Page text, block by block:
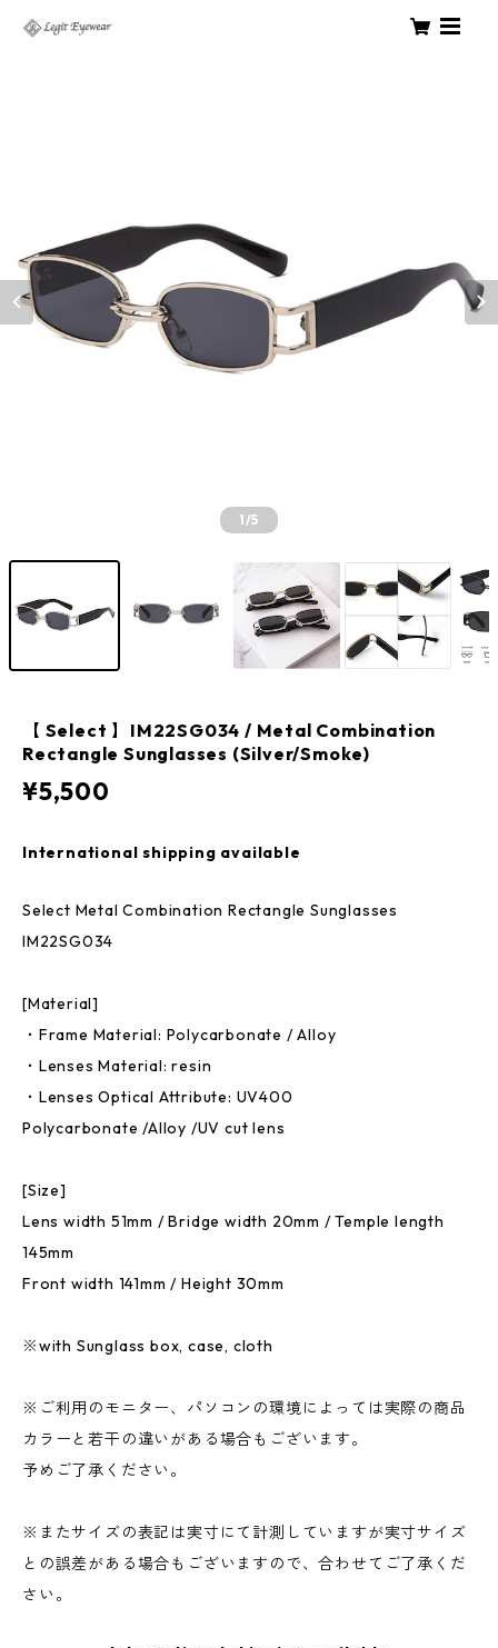
1/5
【 Select 】IM22SG034 / Metal Combination
Rectangle Sunglasses (Silver/Smoke)
¥5,500
International shipping available
Select Metal Combination Rectangle Sunglasses
IM22SG034
[Material]
・Frame Material: Polycarbonate / Alloy
・Lenses Material: resin
・Lenses Optical Attribute: UV400
Polycarbonate /Alloy /UV cut lens
[Size]
Lens width 51mm / Bridge width 20mm / Temple length
145mm
Front width 141mm / Height 30mm
※with Sunglass box, case, cloth
※ご利用のモニター、パソコンの環境によっては実際の商品
カラーと若干の違いがある場合もございます。
予めご了承ください。
※またサイズの表記は実寸にて計測していますが実寸サイズ
との誤差がある場合もございますので、合わせてご了承くだ
さい。